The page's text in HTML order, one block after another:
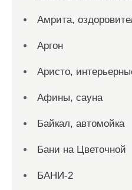
Амрита,
Аргон
Аристо,
Афины, сауна
Байкал, автомойка
Бани на Цветочной
БАНИ-2